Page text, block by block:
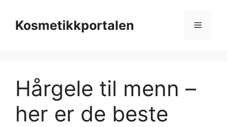
innholdKosmetikkportalen Meny
Hårgele til menn –
her er de beste